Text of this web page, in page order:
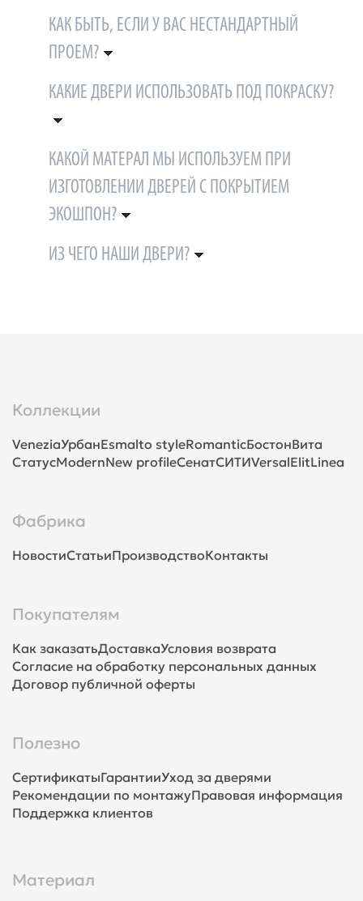
КАК БЫТЬ, ЕСЛИ У ВАС НЕСТАНДАРТНЫЙ
ПРОЕМ?
КАКИЕ ДВЕРИ ИСПОЛЬЗОВАТЬ ПОД ПОКРАСКУ?
КАКОЙ МАТЕРАЛ МЫ ИСПОЛЬЗУЕМ ПРИ
ИЗГОТОВЛЕНИИ ДВЕРЕЙ С ПОКРЫТИЕМ
ЭКОШПОН?
ИЗ ЧЕГО НАШИ ДВЕРИ?
Коллекции
VeneziaУрбанEsmalto styleRomanticБостонВита
СтатусModernNew profileСенатСИТИVersalElitLinea
Фабрика
НовостиСтатьиПроизводствоКонтакты
Покупателям
Как заказатьДоставкаУсловия возврата
Согласие на обработку персональных данных
Договор публичной оферты
Полезно
СертификатыГарантииУход за дверями
Рекомендации по монтажуПравовая информация
Поддержка клиентов
Материал